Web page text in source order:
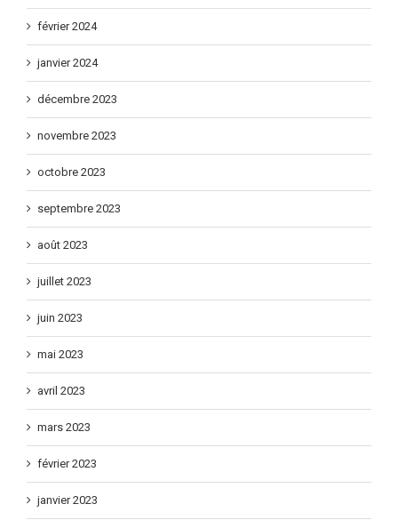
février 2024
janvier 2024
décembre 2023
novembre 2023
octobre 2023
septembre 2023
août 2023
juillet 2023
juin 2023
mai 2023
avril 2023
mars 2023
février 2023
janvier 2023